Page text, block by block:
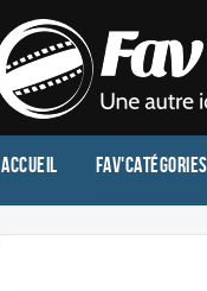
Accueil Fav'Catégories